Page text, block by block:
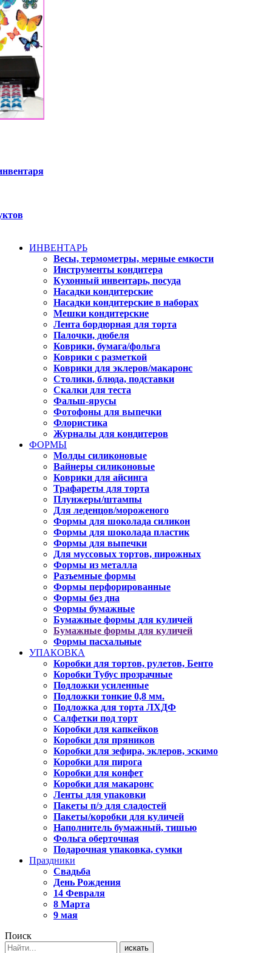
ИНВЕНТАРЬ
Весы, термометры, мерные емкости
Инструменты кондитера
Кухонный инвентарь, посуда
Насадки кондитерские
Насадки кондитерские в наборах
Мешки кондитерские
Лента бордюрная для торта
Палочки, дюбеля
Коврики, бумага/фольга
Коврики с разметкой
Коврики для эклеров/макаронс
Столики, блюда, подставки
Скалки для теста
Фальш-ярусы
Фотофоны для выпечки
Флористика
Журналы для кондитеров
ФОРМЫ
Молды силиконовые
Вайнеры силиконовые
Коврики для айсинга
Трафареты для торта
Плунжеры/штампы
Для леденцов/мороженого
Формы для шоколада силикон
Формы для шоколада пластик
Формы для выпечки
Для муссовых тортов, пирожных
Формы из металла
Разъемные формы
Формы перфорированные
Формы без дна
Формы бумажные
Бумажные формы для куличей
Бумажные формы для куличей
Формы пасхальные
УПАКОВКА
Коробки для тортов, рулетов, Бенто
Коробки Тубус прозрачные
Подложки усиленные
Подложки тонкие 0,8 мм.
Подложка для торта ЛХДФ
Салфетки под торт
Коробки для капкейков
Коробки для пряников
Коробки для зефира, эклеров, эскимо
Коробки для пирога
Коробки для конфет
Коробки для макаронс
Ленты для упаковки
Пакеты п/э для сладостей
Пакеты/коробки для куличей
Наполнитель бумажный, тишью
Фольга оберточная
Подарочная упаковка, сумки
Праздники
Свадьба
День Рождения
14 Февраля
8 Марта
9 мая
Поиск
искать